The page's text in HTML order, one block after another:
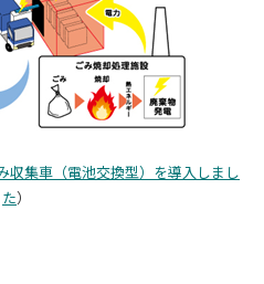
収集車（電池交換型）を導入しまし
た）